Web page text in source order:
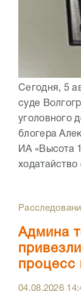
Сегодня, 5
суде
уголовного
блогера
ИА «Высота
ходатайство
Админа
процесс
04.08.2026